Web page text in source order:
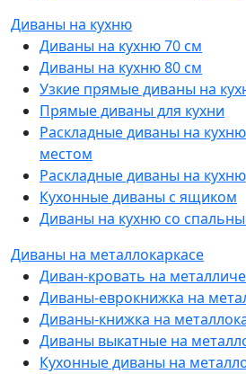
Диваны на кухню
Диваны на кухню 70 см
Диваны на кухню 80 см
Узкие прямые диваны на
Прямые диваны для кухни
Раскладные диваны на
местом
Раскладные диваны на кухню
Кухонные диваны с ящиком
Диваны на кухню со
Диваны на металлокаркасе
Диван-кровать на
Диваны-еврокнижка на
Диваны-книжка на
Диваны выкатные на
Кухонные диваны на